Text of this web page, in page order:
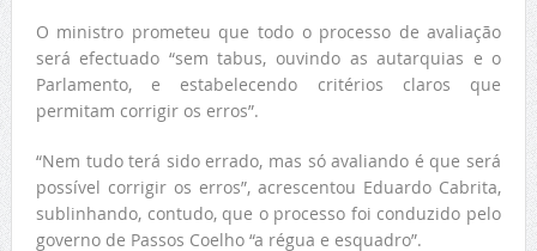
O ministro prometeu que todo o processo de avaliação
será efectuado “sem tabus, ouvindo as autarquias e o
Parlamento, e estabelecendo critérios claros que
permitam corrigir os erros”.
“Nem tudo terá sido errado, mas só avaliando é que será
possível corrigir os erros”, acrescentou Eduardo Cabrita,
sublinhando, contudo, que o processo foi conduzido pelo
governo de Passos Coelho “a régua e esquadro”.